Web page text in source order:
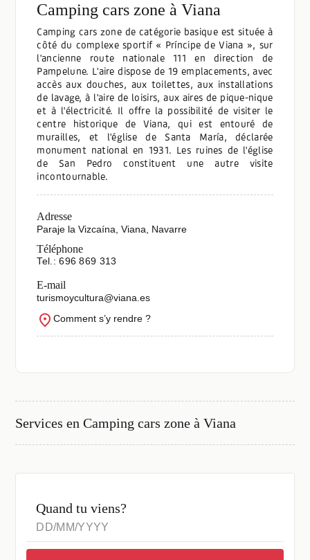
Camping cars zone à Viana
Camping cars zone de catégorie basique est située à
côté du complexe sportif « Príncipe de Viana », sur
l'ancienne route nationale 111 en direction de
Pampelune. L'aire dispose de 19 emplacements, avec
accès aux douches, aux toilettes, aux installations
de lavage, à l'aire de loisirs, aux aires de pique-nique
et à l'électricité. Il offre la possibilité de visiter le
centre historique de Viana, qui est entouré de
murailles, et l'église de Santa María, déclarée
monument national en 1931. Les ruines de l'église
de San Pedro constituent une autre visite
incontournable.
Adresse
Paraje la Vizcaína, Viana, Navarre
Téléphone
Tel.: 696 869 313
E-mail
turismoycultura@viana.es
Comment s’y rendre ?
Services enCamping cars zone à Viana
Quand tu viens?